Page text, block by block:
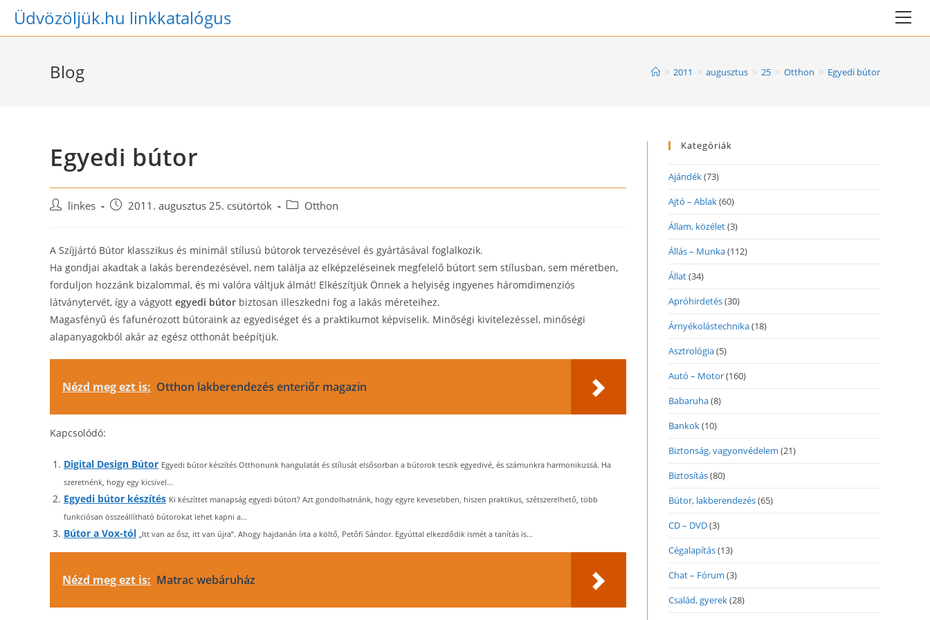
SkipÜdvözöljük.hu linkkatalógus
Blog > 2011 > augusztus > 25 > Otthon > Egyedi bútor
Egyedi bútor
Post linkes
Post 2011. augusztus 25. csütörtök
Post Otthon
A Szíjjártó Bútor klasszikus és minimál stílusú bútorok tervezésével és gyártásával foglalkozik.
Ha gondjai akadtak a lakás berendezésével, nem találja az elképzeléseinek megfelelő bútort sem stílusban, sem méretben,
forduljon hozzánk bizalommal, és mi valóra váltjuk álmát! Elkészítjük Önnek a helyiség ingyenes háromdimenziós
látványtervét, így a vágyott egyedi bútor biztosan illeszkedni fog a lakás méreteihez.
Magasfényű és fafunérozott bútoraink az egyediséget és a praktikumot képviselik. Minőségi kivitelezéssel, minőségi
alapanyagokból akár az egész otthonát beépítjük.
Nézd meg ezt is: Otthon lakberendezés enteriőr magazin
Kapcsolódó:
Digital Design Bútor Egyedi bútor készítés Otthonunk hangulatát és stílusát elsősorban a bútorok teszik egyedivé, és számunkra harmonikussá. Ha
szeretnénk, hogy egy kicsivel...
Egyedi bútor készítés Ki készíttet manapság egyedi bútort? Azt gondolhatnánk, hogy egyre kevesebben, hiszen praktikus, szétszerelhető, több
funkciósan összeállítható bútorokat lehet kapni a...
Bútor a Vox-tól „Itt van az ősz, itt van újra”. Ahogy hajdanán írta a költő, Petőfi Sándor. Egyúttal elkezdődik ismét a tanítás is...
Nézd meg ezt is: Matrac webáruház
Kategóriák
Ajándék(73)
Ajtó – Ablak(60)
Állam, közélet(3)
Állás – Munka(112)
Állat(34)
Apróhirdetés(30)
Árnyékolástechnika(18)
Asztrológia(5)
Autó – Motor(160)
Babaruha(8)
Bankok(10)
Biztonság, vagyonvédelem (21)
Biztosítás(80)
Bútor, lakberendezés(65)
CD – DVD(3)
Cégalapítás(13)
Chat – Fórum (3)
Család, gyerek(28)